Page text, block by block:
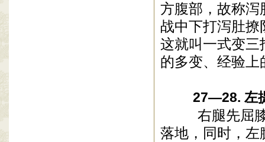
方腹部，故称泻
战中下打泻肚
这就叫一式变三
的多变、经验
27—28. 左
右腿先屈膝
落地，同时，左